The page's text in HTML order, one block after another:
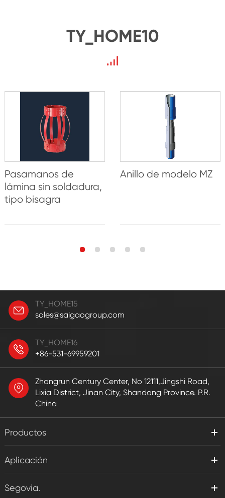
TY_HOME10
Pasamanos de
lámina sin soldadura,
tipo bisagra
Anillo de modelo MZ
TY_HOME15
sales@saigaogroup.com
TY_HOME16
+86-531-69959201
Zhongrun Century Center, No 12111,Jingshi Road,
Lixia District, Jinan City, Shandong Province. P.R.
China
Productos
Aplicación
Segovia.